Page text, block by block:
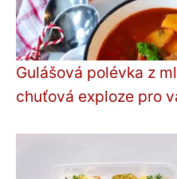
Gulášová polévka z
chuťová exploze pro